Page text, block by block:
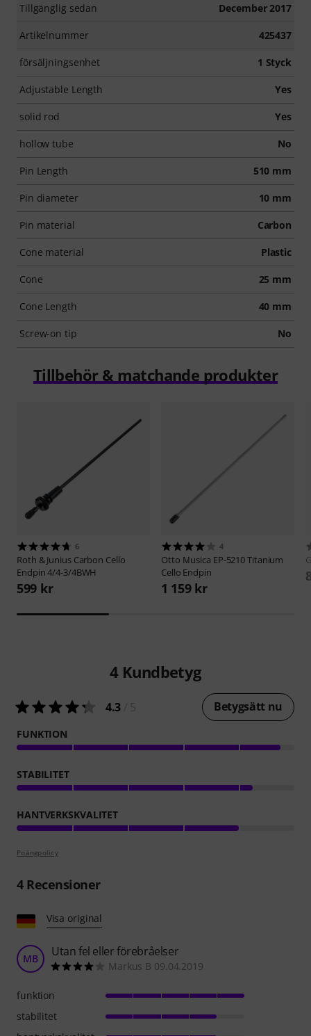
Tillgänglig sedan December 2017
Artikelnummer 425437
försäljningsenhet 1 Styck
Adjustable Length Yes
solid rod Yes
hollow tube No
Pin Length 510 mm
Pin diameter 10 mm
Pin material Carbon
Cone material Plastic
Cone 25 mm
Cone Length 40 mm
Screw-on tip No
Tillbehör & matchande produkter
6
Roth & Junius Carbon Cello
Endpin 4/4-3/4BWH
599 kr
4
Otto Musica EP-5210 Titanium
Cello Endpin
1 159 kr
4 Kundbetyg
4.3 Betygsätt nu
FUNKTION
STABILITET
HANTVERKSKVALITET
Poängpolicy
4Recensioner
Visa original
MB Utan fel eller förebråelser
Markus B 09.04.2019
funktion
stabilitet